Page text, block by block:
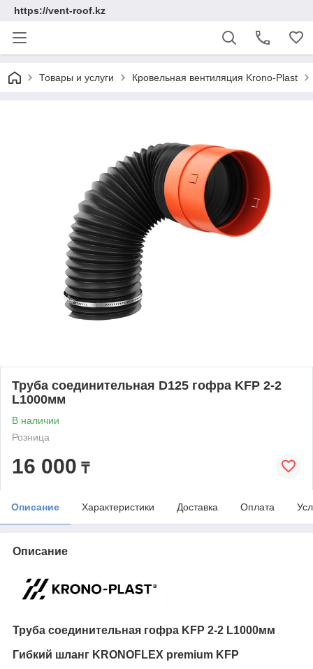
https://vent-roof.kz
Товары и услуги Кровельная вентиляция Krono-Plast
Труба соединительная D125 гофра KFP 2-2
L1000мм
В наличии
Розница
16 000 ₸
Описание Характеристики Доставка Оплата
Описание
Труба соединительная гофра KFP 2-2 L1000мм
Гибкий шланг KRONOFLEX premium KFP